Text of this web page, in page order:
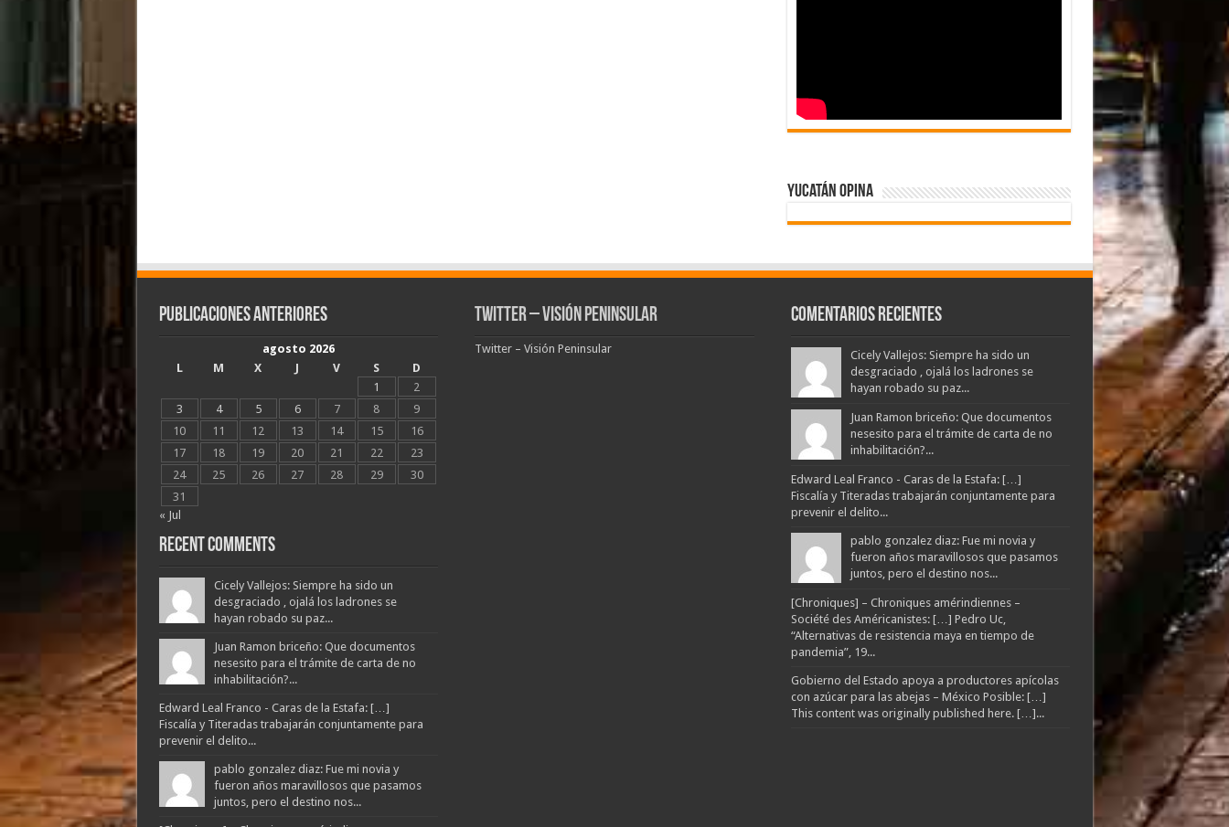
Yucatán Opina
Publicaciones Anteriores
agosto 2026
L
M X J V S
D
1
2
3
4 5 6 7 8
9
10
11 12 13 14 15
16
17
18 19 20 21 22
23
24
25 26 27 28 29
30
31
« Jul
Recent Comments
Cicely Vallejos: Siempre ha sido un
desgraciado , ojalá los ladrones se
hayan robado su paz...
Juan Ramon briceño: Que documentos
nesesito para el trámite de carta de no
inhabilitación?...
Edward Leal Franco - Caras de la Estafa: […]
Fiscalía y Titeradas trabajarán conjuntamente para
prevenir el delito...
pablo gonzalez diaz: Fue mi novia y
fueron años maravillosos que pasamos
juntos, pero el destino nos...
Twitter – Visión Peninsular
Twitter – Visión Peninsular
Comentarios Recientes
Cicely Vallejos: Siempre ha sido un
desgraciado , ojalá los ladrones se
hayan robado su paz...
Juan Ramon briceño: Que documentos
nesesito para el trámite de carta de no
inhabilitación?...
Edward Leal Franco - Caras de la Estafa: […]
Fiscalía y Titeradas trabajarán conjuntamente para
prevenir el delito...
pablo gonzalez diaz: Fue mi novia y
fueron años maravillosos que pasamos
juntos, pero el destino nos...
[Chroniques] – Chroniques amérindiennes –
Société des Américanistes: […] Pedro Uc,
“Alternativas de resistencia maya en tiempo de
pandemia”, 19...
Gobierno del Estado apoya a productores apícolas
con azúcar para las abejas – México Posible: […]
This content was originally published here. […]...